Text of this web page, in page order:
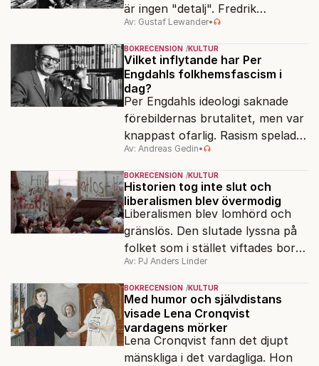
är ingen "detalj". Fredrik
Segerfeldts iver att skildra den
ryska imperialismen leder till en
förenklad bild av historien.
Av: Gustaf Lewander•
BOKRECENSION KULTUR
Vilket inflytande har Per
Engdahls folkhemsfascism i
dag?
Per Engdahls ideologi saknade
förebildernas brutalitet, men var
knappast ofarlig. Rasism spelades
ned i förmån för "kultur". Känns
det igen?
Av: Andreas Gedin•
BOKRECENSION KULTUR
Historien tog inte slut och
liberalismen blev övermodig
Liberalismen blev lomhörd och
gränslös. Den slutade lyssna på
folket som i stället viftades bort
och misstänkliggjordes. Men kan
liberalismen komma tillbaka?
Av: PJ Anders Linder
BOKRECENSION KULTUR
Med humor och självdistans
visade Lena Cronqvist
vardagens mörker
Lena Cronqvist fann det djupt
mänskliga i det vardagliga. Hon